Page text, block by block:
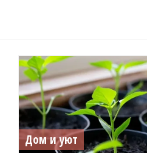
Дом и уют